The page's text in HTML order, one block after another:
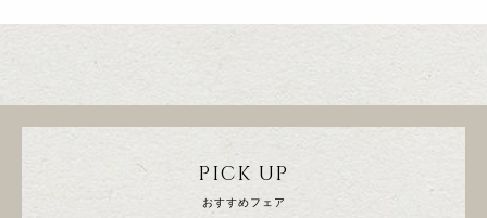
PICK UP
おすすめフェア